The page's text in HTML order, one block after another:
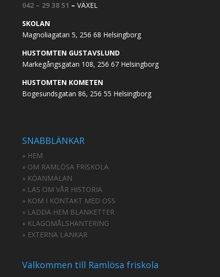
042 – 29 38 51 – VÄXEL
SKOLAN
Magnoliagatan 5, 256 68 Helsingborg
HUSTOMTEN GUSTAVSLUND
Markegångsgatan 108, 256 67 Helsingborg
HUSTOMTEN KOMETEN
Bogesundsgatan 86, 256 55 Helsingborg
SNABBLÄNKAR
» HEM
» OM RAMLÖSA FRISKOLA
» KÖANMÄLAN
» LÄS OM VÅR HISTORIA
» KOM I KONTAKT MED OSS
» LADDA HEM BLANKETTER
» KLAGOMÅLSHANTERING
» EXTERNA LÄNKAR
Välkommen till Ramlösa friskola